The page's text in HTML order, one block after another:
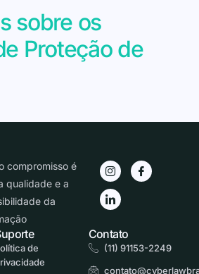
sobre os
Proteção de
compromisso é
qualidade e a
da
de
Contato
(11) 91153-2249